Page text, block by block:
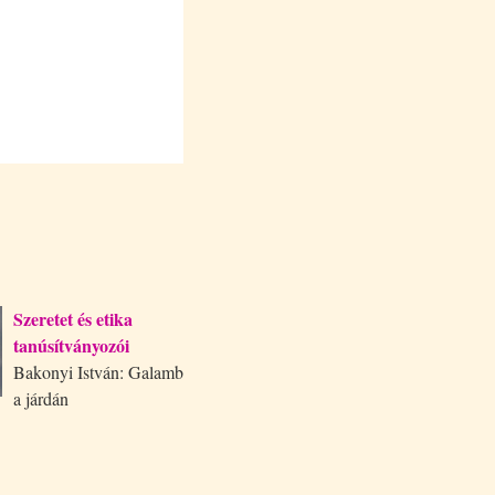
Szeretet és etika
tanúsítványozói
Bakonyi István: Galamb
a járdán